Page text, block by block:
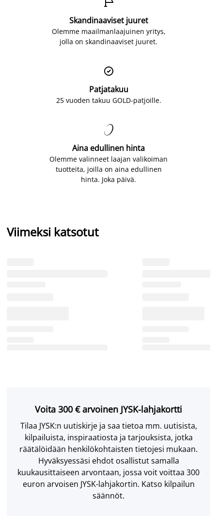
Skandinaaviset juuret
Olemme maailmanlaajuinen yritys,
jolla on skandinaaviset juuret.

Patjatakuu
25 vuoden takuu GOLD-patjoille.

Aina edullinen hinta
Olemme valinneet laajan valikoiman
tuotteita, joilla on aina edullinen
hinta. Joka päivä.
Viimeksi katsotut
Voita 300 € arvoinen JYSK-lahjakortti
Tilaa JYSK:n uutiskirje ja saa tietoa mm. uutisista,
kilpailuista, inspiraatiosta ja tarjouksista, jotka
räätälöidään henkilökohtaisten tietojesi mukaan.
Hyväksyessäsi ehdot osallistut samalla
kuukausittaiseen arvontaan, jossa voit voittaa 300
euron arvoisen JYSK-lahjakortin. Katso kilpailun
säännöt.